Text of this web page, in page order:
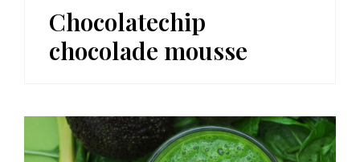
Chocolatechip
chocolade mousse